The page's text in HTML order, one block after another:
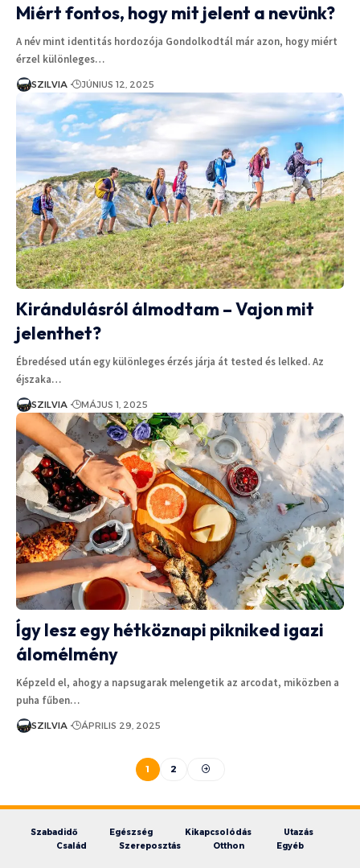
Miért fontos, hogy mit jelent a nevünk?
A név mint identitás hordozója Gondolkodtál már azon, hogy miért
érzel különleges…
SZILVIA JÚNIUS 12, 2025
Kirándulásról álmodtam – Vajon mit
jelenthet?
Ébredésed után egy különleges érzés járja át tested és lelked. Az
éjszaka…
SZILVIA MÁJUS 1, 2025
Így lesz egy hétköznapi pikniked igazi
álomélmény
Képzeld el, ahogy a napsugarak melengetik az arcodat, miközben a
puha fűben…
SZILVIA ÁPRILIS 29, 2025
1 2
Szabadidő Egészség Kikapcsolódás
Utazás
Család
Szereposztás Otthon Egyéb